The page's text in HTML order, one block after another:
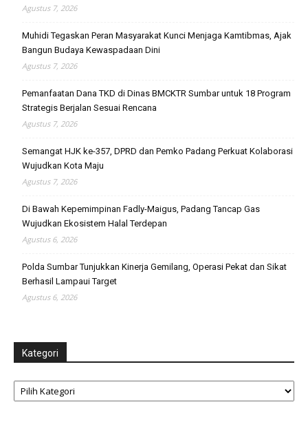
Agustus 7, 2026
Muhidi Tegaskan Peran Masyarakat Kunci Menjaga Kamtibmas, Ajak
Bangun Budaya Kewaspadaan Dini
Agustus 7, 2026
Pemanfaatan Dana TKD di Dinas BMCKTR Sumbar untuk 18 Program
Strategis Berjalan Sesuai Rencana
Agustus 7, 2026
Semangat HJK ke-357, DPRD dan Pemko Padang Perkuat Kolaborasi
Wujudkan Kota Maju
Agustus 7, 2026
Di Bawah Kepemimpinan Fadly-Maigus, Padang Tancap Gas
Wujudkan Ekosistem Halal Terdepan
Agustus 6, 2026
Polda Sumbar Tunjukkan Kinerja Gemilang, Operasi Pekat dan Sikat
Berhasil Lampaui Target
Agustus 6, 2026
Kategori
Kategori